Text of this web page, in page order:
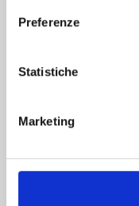
Preferenze
Statistiche
Marketing